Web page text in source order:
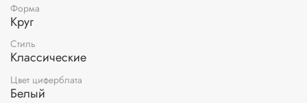
Форма
Круг
Стиль
Классические
Цвет циферблата
Белый